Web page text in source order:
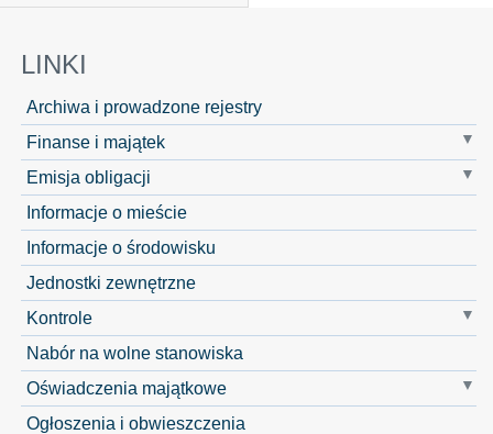
LINKI
Archiwa i prowadzone rejestry
Finanse i majątek
Emisja obligacji
Informacje o mieście
Informacje o środowisku
Jednostki zewnętrzne
Kontrole
Nabór na wolne stanowiska
Oświadczenia majątkowe
Ogłoszenia i obwieszczenia